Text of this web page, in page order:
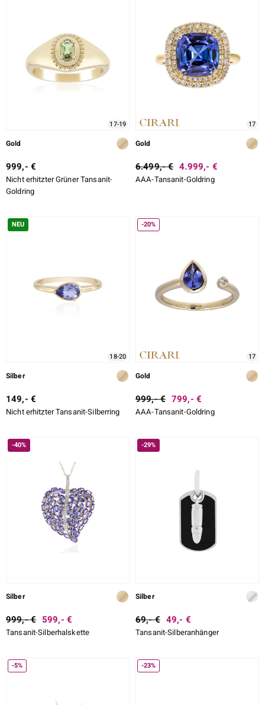
17-19
Gold
999,- €
Nicht erhitzter Grüner Tansanit-
Goldring
17
Gold
6.499,- € 4.999,- €
AAA-Tansanit-Goldring
NEU
18-20
Silber
149,- €
Nicht erhitzter Tansanit-Silberring
-20%
17
Gold
999,- € 799,- €
AAA-Tansanit-Goldring
-40%
Silber
999,- € 599,- €
Tansanit-Silberhalskette
-29%
Silber
69,- € 49,- €
Tansanit-Silberanhänger
-5% -23%